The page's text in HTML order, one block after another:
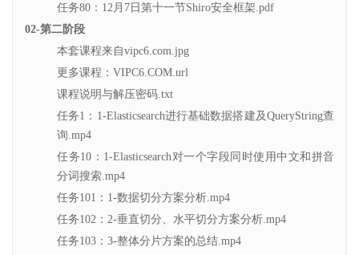
任务80：12月7日第十一节Shiro安全框架.pdf
02-第二阶段
本套课程来自vipc6.com.jpg
更多课程：VIPC6.COM.url
课程说明与解压密码.txt
任务1：1-Elasticsearch进行基础数据搭建及QueryString查
询.mp4
任务10：1-Elasticsearch对一个字段同时使用中文和拼音
分词搜索.mp4
任务101：1-数据切分方案分析.mp4
任务102：2-垂直切分、水平切分方案分析.mp4
任务103：3-整体分片方案的总结.mp4